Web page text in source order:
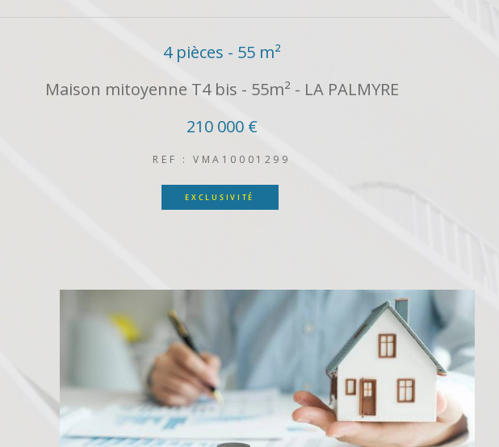
4 pièces - 55 m²
Maison mitoyenne T4 bis - 55m² - LA PALMYRE
210 000 €
REF : VMA10001299
EXCLUSIVITÉ